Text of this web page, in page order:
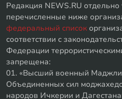
Редакция NEWS.RU отдельно
перечисленные ниже
федеральный список
соответствии с
Федерации
запрещена:
01. «Высший военный
Объединенных сил
народов Ичкерии и